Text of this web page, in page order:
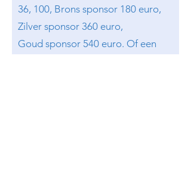
36, 100, Brons sponsor 180 euro,
Zilver sponsor 360 euro,
Goud sponsor 540 euro. Of een